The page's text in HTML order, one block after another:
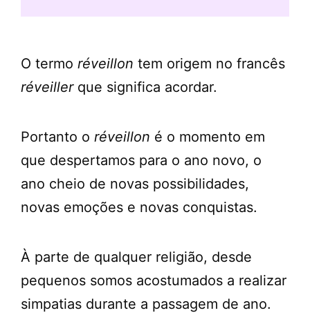
O termo réveillon tem origem no francês
réveiller que significa acordar.
Portanto o réveillon é o momento em
que despertamos para o ano novo, o
ano cheio de novas possibilidades,
novas emoções e novas conquistas.
À parte de qualquer religião, desde
pequenos somos acostumados a realizar
simpatias durante a passagem de ano.